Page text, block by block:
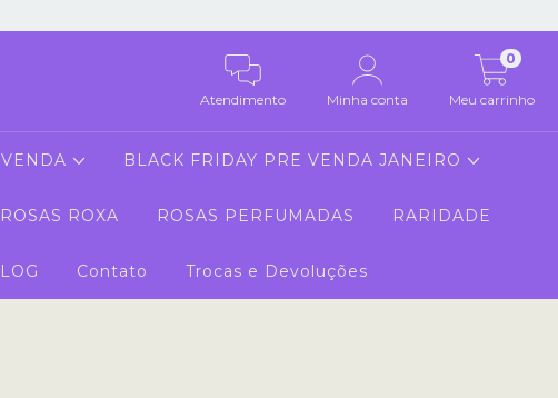
Atendimento Minha conta Meu carrinho
0
BLACK FRIDAY PRE VENDA JANEIRO
ROSAS ROXA ROSAS PERFUMADAS RARIDADE
Contato Trocas e Devoluções